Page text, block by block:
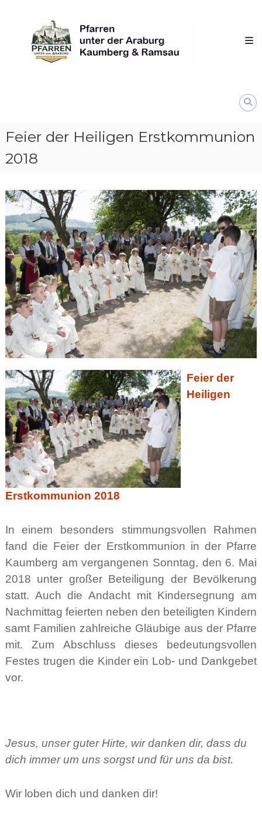
content
unter
derAraburg
Kaumberg
Feier der Heiligen Erstkommunion
2018
Feier der
Heiligen
Erstkommunion 2018
In einem besonders stimmungsvollen Rahmen
fand die Feier der Erstkommunion in der Pfarre
Kaumberg am vergangenen Sonntag, den 6. Mai
2018 unter großer Beteiligung der Bevölkerung
statt. Auch die Andacht mit Kindersegnung am
Nachmittag feierten neben den beteiligten Kindern
samt Familien zahlreiche Gläubige aus der Pfarre
mit. Zum Abschluss dieses bedeutungsvollen
Festes trugen die Kinder ein Lob- und Dankgebet
vor.
Jesus, unser guter Hirte, wir danken dir, dass du
dich immer um uns sorgst und für uns da bist.
Wir loben dich und danken dir!